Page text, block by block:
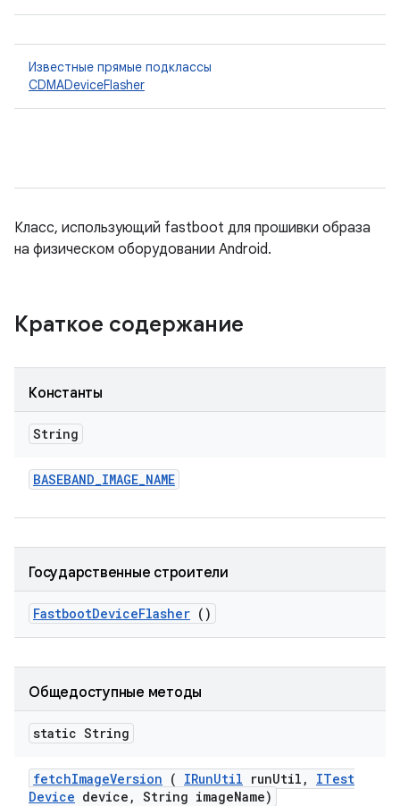
Известные прямые подклассы
CDMADeviceFlasher
Класс, использующий fastboot для прошивки образа
на физическом оборудовании Android.
Краткое содержание
Константы
String
BASEBAND_IMAGE_NAME
Государственные строители
FastbootDeviceFlasher ()
Общедоступные методы
static String
fetchImageVersion ( IRunUtil runUtil ,
ITest
Device device , String imageName)